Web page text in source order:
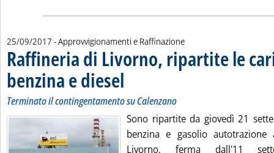
25/09/2017 - Approvvigionamenti e Raffinazione
Raffineria di Livorno, ripartite le
benzina e diesel . Sottotitolo: Terminato il contingentamento su
. Pubblicata lunedì 25 settembre 2017 alle 12.0.
Terminato il contingentamento su Calenzano
Sono ripartite da giovedì 21
benzina e gasolio
Livorno, ferma dall'11